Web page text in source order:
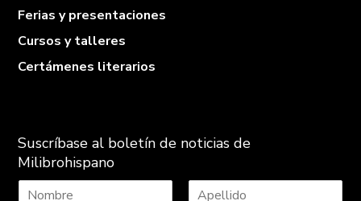
Ferias y presentaciones
Cursos y talleres
Certámenes literarios
Suscríbase al boletín de noticias de
Milibrohispano